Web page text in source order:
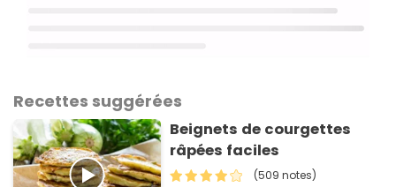
Recettes suggérées
Beignets de courgettes
râpées faciles
(509 notes)